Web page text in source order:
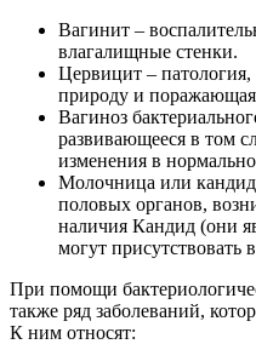
Вагинит –
влагалищные стенки.
Цервицит –
природу и
Вагиноз
развивающееся в том
изменения в
Молочница или
половых органов,
наличия Кандид (они
могут присутствовать
При помощи
также ряд заболеваний,
К ним относят: